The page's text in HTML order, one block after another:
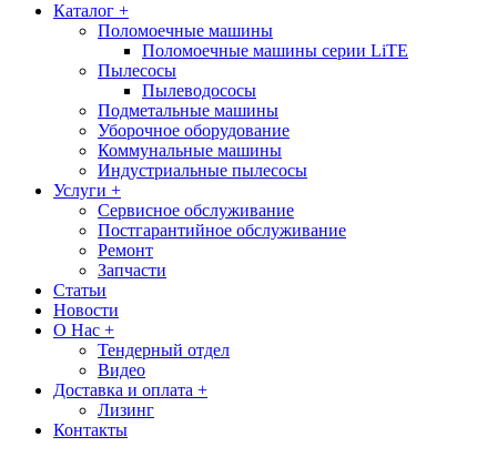
Каталог +
Поломоечные машины
Поломоечные машины серии LiTE
Пылесосы
Пылеводососы
Подметальные машины
Уборочное оборудование
Коммунальные машины
Индустриальные пылесосы
Услуги +
Сервисное обслуживание
Постгарантийное обслуживание
Ремонт
Запчасти
Статьи
Новости
О Нас +
Тендерный отдел
Видео
Доставка и оплата +
Лизинг
Контакты